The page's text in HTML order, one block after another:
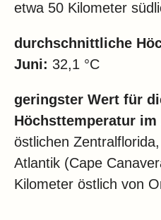
etwa 50 Kilometer
durchschnittliche
Juni: 32,1 °C
geringster Wert für
Höchsttemperatur im
östlichen
Atlantik (Cape
Kilometer östlich von